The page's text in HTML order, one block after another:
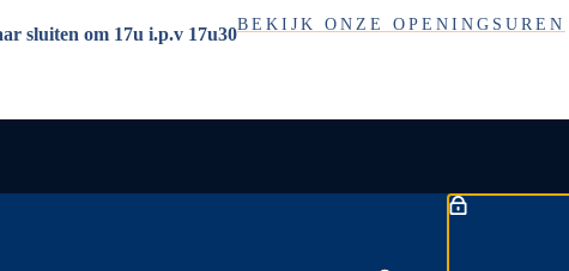
sluiten om 17u i.p.v 17u30BEKIJK ONZE OPENINGSUREN